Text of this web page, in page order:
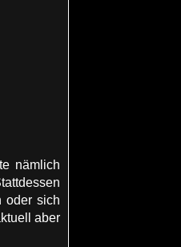
nämlich
oder sich
aber